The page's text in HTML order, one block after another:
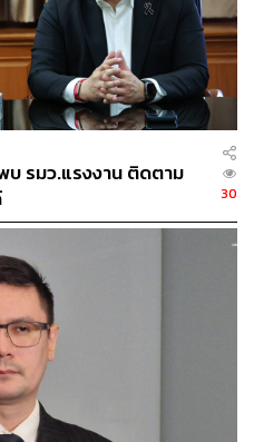
รมว.แรงงาน ติดตาม
30